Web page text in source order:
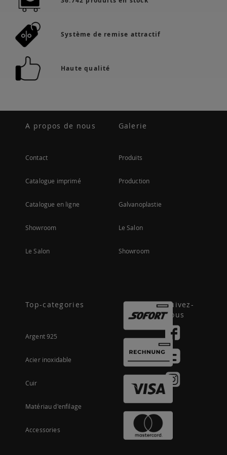
Système de remise attractif
Haute qualité
A propos de nous
Contact
Catalogue imprimé
Catalogue en ligne
Showroom
Le Salon
Galerie
Produits
Production
Galvanoplastie
Le Salon
Showroom
Top-categories
Argent 925
Acier inoxidable
Cuir
Matériau d'enfilage
Accessories
Suivez-
nous